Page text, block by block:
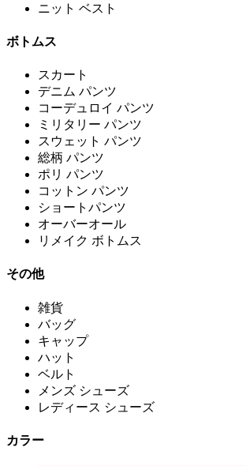
ニット ベスト
ボトムス
スカート
デニム パンツ
コーデュロイ パンツ
ミリタリー パンツ
スウェット パンツ
総柄 パンツ
ポリ パンツ
コットン パンツ
ショートパンツ
オーバーオール
リメイク ボトムス
その他
雑貨
バッグ
キャップ
ハット
ベルト
メンズ シューズ
レディース シューズ
カラー